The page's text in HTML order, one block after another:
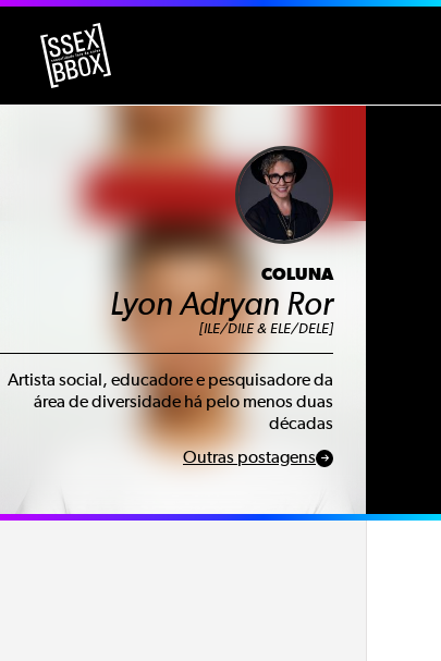
COLUNA
Lyon Adryan Ror
[ILE/DILE & ELE/DELE]
Artista social, educadore e pesquisadore da
área de diversidade há pelo menos duas
décadas
Outras postagens